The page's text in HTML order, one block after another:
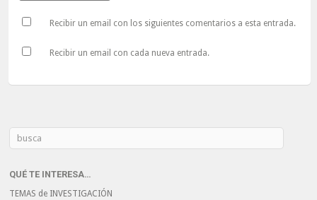
Recibir un email con los siguientes comentarios a esta entrada.
Recibir un email con cada nueva entrada.
QUÉ TE INTERESA…
TEMAS de INVESTIGACIÓN